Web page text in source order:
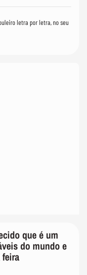
letra por letra, no seu
que é um
do mundo e